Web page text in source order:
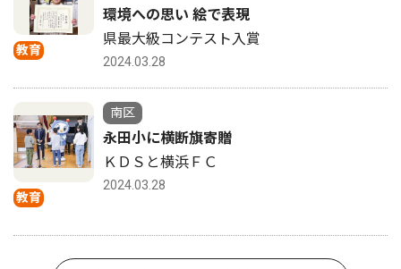
教育
環境への思い 絵で表現
県最大級コンテスト入賞
2024.03.28
教育
南区
永田小に横断旗寄贈
ＫＤＳと横浜ＦＣ
2024.03.28